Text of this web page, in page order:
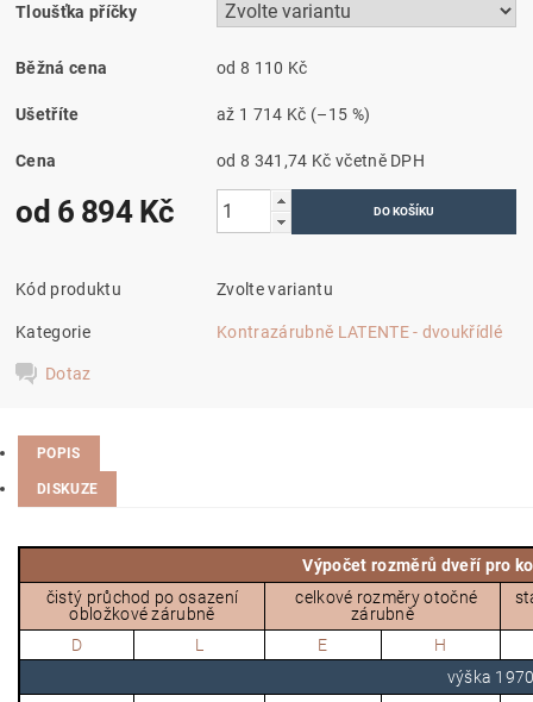
Tloušťka příčky
Běžná cena od 8 110 Kč
Ušetříte až 1 714 Kč (–15 %)
Cena od 8 341,74 Kč včetně DPH
od 6 894 Kč
Kód produktu Zvolte variantu
Kategorie Kontrazárubně LATENTE - dvoukřídlé
Dotaz
POPIS
DISKUZE
Výpočet rozměrů dveří pro
čistý průchod po osazení
obložkové zárubně
celkové rozměry otočné
zárubně
D L E
H
výška